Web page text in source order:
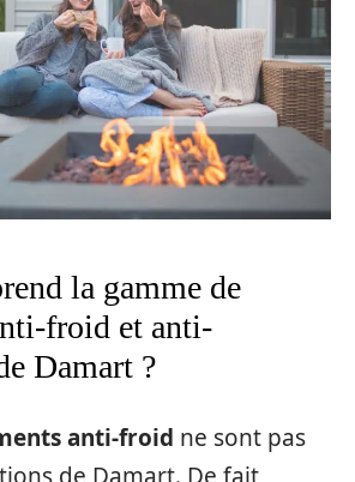
la gamme de
froid et anti-
Damart ?
anti-froid ne sont pas